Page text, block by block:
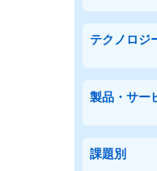
テクノロジ
製品・サー
課題別